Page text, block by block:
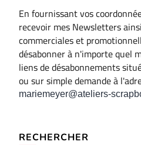
En fournissant vos
recevoir mes Newsletters
commerciales et
désabonner à n'importe quel
liens de désabonnements
ou sur simple demande à
mariemeyer@ateliers-
RECHERCHER